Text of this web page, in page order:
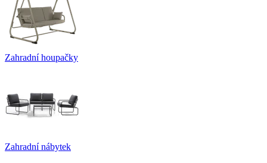
Zahradní houpačky
Zahradní nábytek